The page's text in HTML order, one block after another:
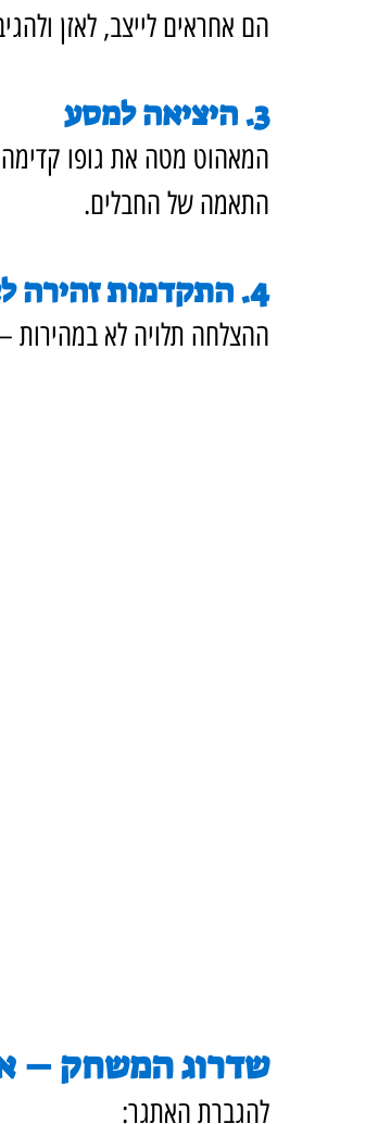
הם אחראים לייצב, לאזן
3. היציאה למסע
המאהוט מטה את גופו
התאמה של החבלים.
4. התקדמות זהירה לאורך המסלול
ההצלחה תלויה לא במהירות
שדרוג המשחק –
להגברת האתגר: